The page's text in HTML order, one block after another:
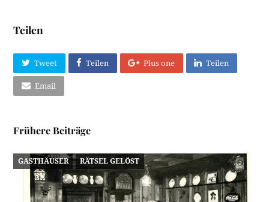
Teilen
Tweet Teilen Plus one Teilen
Email
Frühere Beiträge
GASTHÄUSER RÄTSEL GELÖST